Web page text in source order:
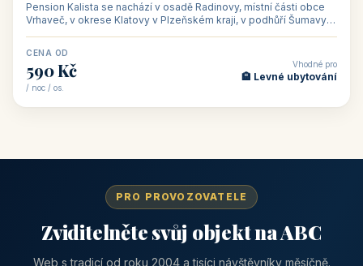
Pension Kalista se nachází v osadě Radinovy, místní části obce
Vrhaveč, v okrese Klatovy v Plzeňském kraji, v podhůří Šumavy
CENA OD
590 Kč
/ noc / os.
Vhodné pro
🏨 Levné ubytování
PRO PROVOZOVATELE
Zviditelněte svůj objekt na ABC
Web s tradicí od roku 2004 a tisíci návštěvníky měsíčně.